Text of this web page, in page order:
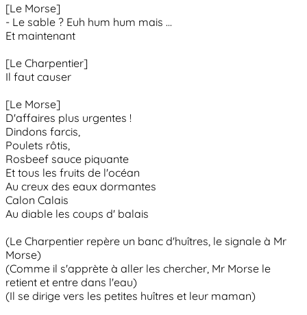
[Le Morse]
- Le sable ? Euh hum hum mais ...
Et maintenant
[Le Charpentier]
Il faut causer
[Le Morse]
D'affaires plus urgentes !
Dindons farcis,
Poulets rôtis,
Rosbeef sauce piquante
Et tous les fruits de l'océan
Au creux des eaux dormantes
Calon Calais
Au diable les coups d' balais
(Le Charpentier repère un banc d'huîtres, le signale à Mr
Morse)
(Comme il s'apprète à aller les chercher, Mr Morse le
retient et entre dans l'eau)
(Il se dirige vers les petites huîtres et leur maman)